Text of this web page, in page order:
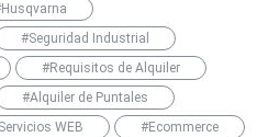
#Seguridad Industrial
#Requisitos de Alquiler
#Alquiler de Puntales
WEB
#Ecommerce